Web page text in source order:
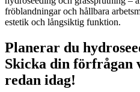
fröblandningar och hållbara
estetik och långsiktig funktion.
Planerar du
Skicka din förfrågan
redan idag!